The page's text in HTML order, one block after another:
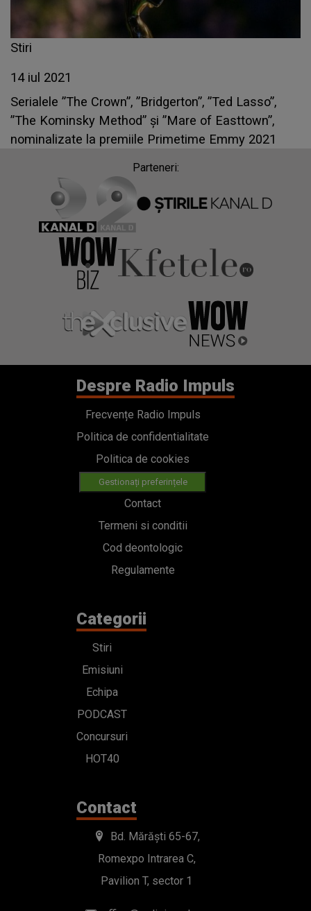
Stiri
14 iul 2021
Serialele ”The Crown”, ”Bridgerton”, ”Ted Lasso”,
”The Kominsky Method” şi ”Mare of Easttown”,
nominalizate la premiile Primetime Emmy 2021
Parteneri:
Despre Radio Impuls
Frecvențe Radio Impuls
Politica de confidentialitate
Politica de cookies
Gestionați preferințele
Contact
Termeni si conditii
Cod deontologic
Regulamente
Categorii
Stiri
Emisiuni
Echipa
PODCAST
Concursuri
HOT40
Contact
Bd. Mărăști 65-67,
Romexpo Intrarea C,
Pavilion T, sector 1